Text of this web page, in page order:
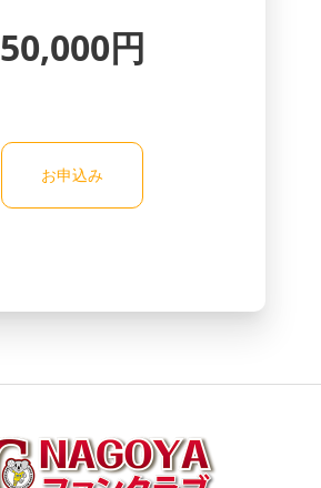
50,000円
お申込み